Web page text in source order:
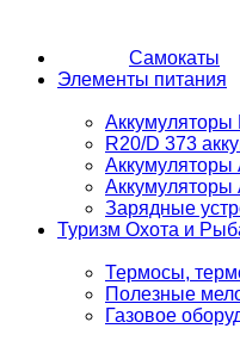
Самокаты
Элементы питания
Аккумуляторы
R20/D 373
Аккумуляторы
Аккумуляторы
Зарядные
Туризм Охота и
Термосы,
Полезные
Газовое